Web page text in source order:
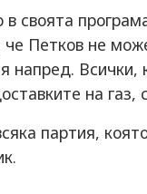
в своята
Петков не
напред.
на
партия,